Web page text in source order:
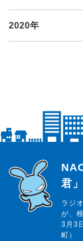
2020年
らじっ
君」
ラジ
が、
3月3
町）